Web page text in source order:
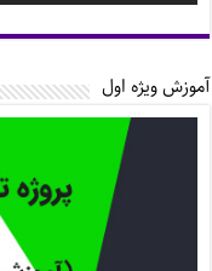
آموزش ویژه اول